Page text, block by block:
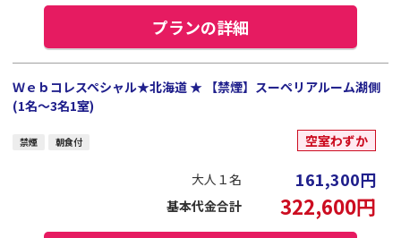
プランの詳細
Ｗｅｂコレスペシャル★北海道 ★ 【禁煙】スーペリアルーム湖側
(1名～3名1室)
禁煙 朝食付 空室わずか
大人１名 161,300円
基本代金合計 322,600円